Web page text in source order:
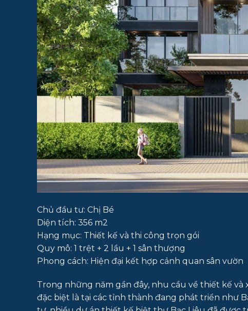
Chủ đầu tư: Chị Bé
Diện tích: 356 m2
Hạng mục: Thiết kế và thi công trọn gói
Quy mô: 1 trệt + 2 lầu + 1 sân thượng
Phong cách: Hiện đại kết hợp cảnh quan sân vườn
Trong những năm gần đây, nhu cầu về thiết kế
đặc biệt là tại các tỉnh thành đang phát triển như